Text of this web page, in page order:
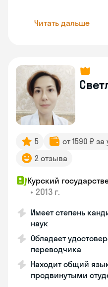
Читать дальше
5 от 1590 ₽ за
2 отзыва
Курский
• 2013 г.
Имеет степень
наук
Обладает
переводчика
Находит общий
продвинутыми